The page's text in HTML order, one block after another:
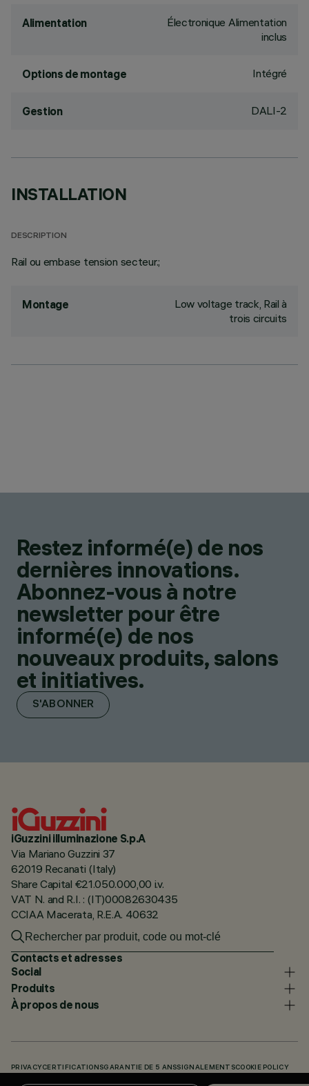
Alimentation
Électronique Alimentation
inclus
Options de montage Intégré
Gestion DALI-2
INSTALLATION
DESCRIPTION
Rail ou embase tension secteur.;
Montage
Low voltage track, Rail à
trois circuits
Restez informé(e) de nos
dernières innovations.
Abonnez-vous à notre
newsletter pour être
informé(e) de nos
nouveaux produits, salons
et initiatives.
S'ABONNER
iGuzzini illuminazione S.p.A
Via Mariano Guzzini 37
62019 Recanati (Italy)
Share Capital €21.050.000,00 i.v.
VAT N. and R.I. : (IT)00082630435
CCIAA Macerata, R.E.A. 40632
Contacts et adresses
Social
Produits
À propos de nous
PRIVACY CERTIFICATIONSGARANTIE DE 5 ANSSIGNALEMENTSCOOKIE POLICY